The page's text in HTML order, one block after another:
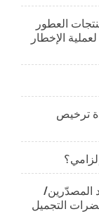
العطور
الإخطار
ترخيص
المصدّرين/
التجميل